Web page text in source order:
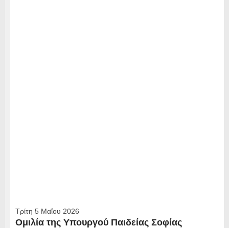
Τρίτη 5 Μαΐου 2026
Ομιλία της Υπουργού Παιδείας Σοφίας